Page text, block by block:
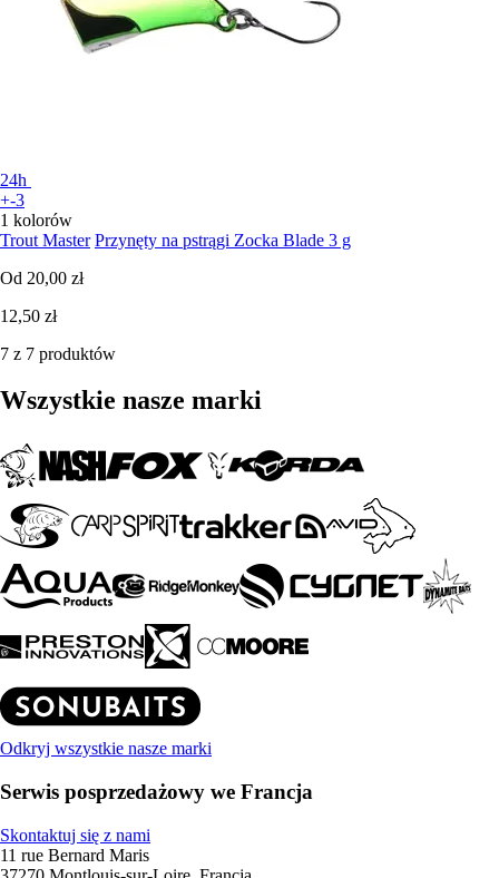
24h
+-3
1 kolorów
Trout Master Przynęty na pstrągi Zocka Blade 3 g
Od 20,00 zł
12,50 zł
7 z 7 produktów
Wszystkie nasze marki
Odkryj wszystkie nasze marki
Serwis posprzedażowy we Francja
Skontaktuj się z nami
11 rue Bernard Maris